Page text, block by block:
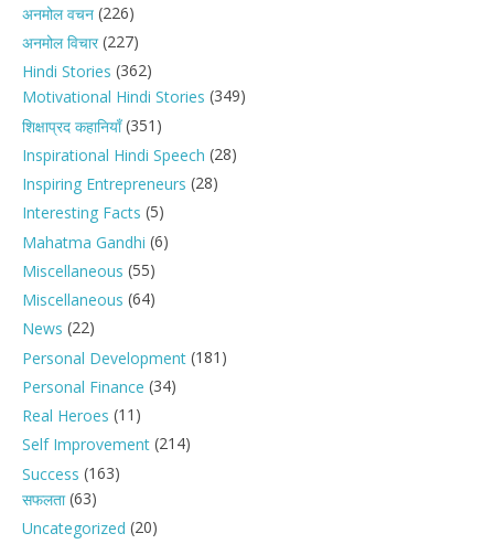
अनमोल वचन (226)
अनमोल विचार(227)
Hindi Stories (362)
Motivational Hindi Stories (349)
शिक्षाप्रद कहानियाँ(351)
Inspirational Hindi Speech (28)
Inspiring Entrepreneurs (28)
Interesting Facts (5)
Mahatma Gandhi (6)
Miscellaneous (55)
Miscellaneous (64)
News (22)
Personal Development (181)
Personal Finance (34)
Real Heroes (11)
Self Improvement (214)
Success (163)
सफलता(63)
Uncategorized (20)